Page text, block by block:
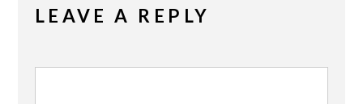
LEAVE A REPLY